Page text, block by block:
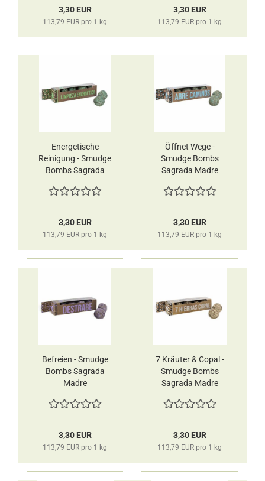
3,30 EUR
113,79 EUR pro 1 kg
3,30 EUR
113,79 EUR pro 1 kg
Energetische
Reinigung - Smudge
Bombs Sagrada
3,30 EUR
113,79 EUR pro 1 kg
Öffnet Wege -
Smudge Bombs
Sagrada Madre
3,30 EUR
113,79 EUR pro 1 kg
Befreien - Smudge
Bombs Sagrada
Madre
3,30 EUR
113,79 EUR pro 1 kg
7 Kräuter & Copal -
Smudge Bombs
Sagrada Madre
3,30 EUR
113,79 EUR pro 1 kg